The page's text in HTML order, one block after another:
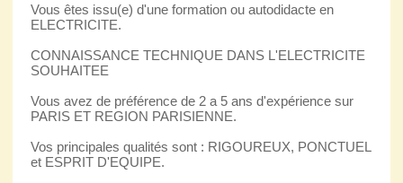
Vous êtes issu(e) d'une formation ou autodidacte en
ELECTRICITE.
CONNAISSANCE TECHNIQUE DANS L'ELECTRICITE
SOUHAITEE
Vous avez de préférence de 2 a 5 ans d'expérience sur
PARIS ET REGION PARISIENNE.
Vos principales qualités sont : RIGOUREUX, PONCTUEL
et ESPRIT D'EQUIPE.